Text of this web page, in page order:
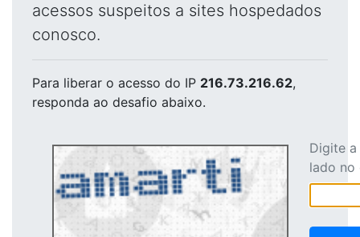
acessos suspeitos a sites hospedados
conosco.
Para liberar o acesso do IP 216.73.216.62,
responda ao desafio abaixo.
Digite
lado no